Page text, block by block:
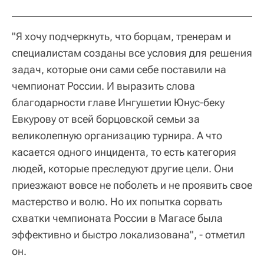
"Я хочу подчеркнуть, что борцам, тренерам и
специалистам созданы все условия для решения
задач, которые они сами себе поставили на
чемпионат России. И выразить слова
благодарности главе Ингушетии Юнус-беку
Евкурову от всей борцовской семьи за
великолепную организацию турнира. А что
касается одного инцидента, то есть категория
людей, которые преследуют другие цели. Они
приезжают вовсе не поболеть и не проявить свое
мастерство и волю. Но их попытка сорвать
схватки чемпионата России в Магасе была
эффективно и быстро локализована", - отметил
он.